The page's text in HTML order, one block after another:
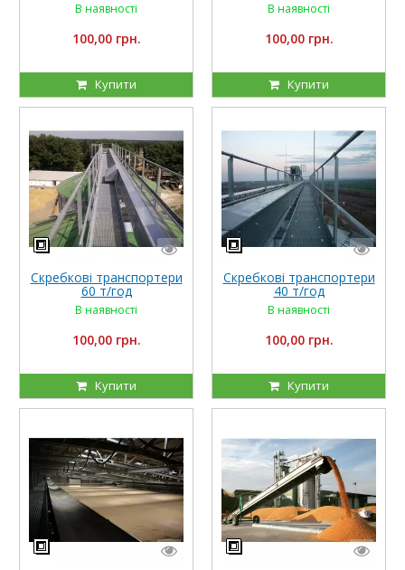
В наявності
100,00 грн.
Купити
В наявності
100,00 грн.
Купити
Скребкові транспортери
60 т/год
В наявності
100,00 грн.
Купити
Скребкові транспортери
40 т/год
В наявності
100,00 грн.
Купити